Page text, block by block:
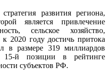
развития региона,
является привлечение
сельское хозяйство,
к 2020 году достичь притока
в размере 319 миллиардов
й позиции в рейтинге
субъектов РФ.